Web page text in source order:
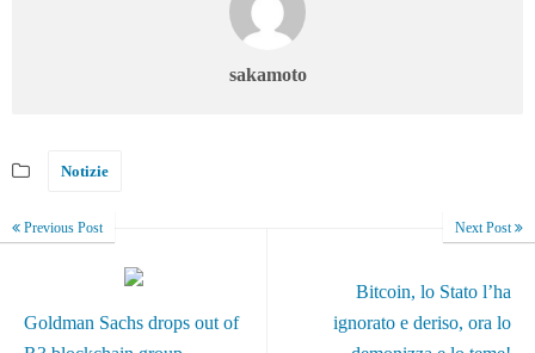
sakamoto
Notizie
Previous Post
Goldman Sachs drops out of
Next Post
Bitcoin, lo Stato l’ha
ignorato e deriso, ora lo